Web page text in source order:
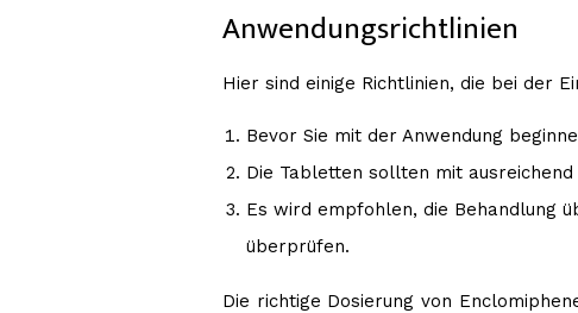
Anwendungsrichtlinien
Hier sind einige Richtlinien, die bei der
Bevor Sie mit der Anwendung
Die Tabletten sollten mit
Es wird empfohlen, die Behandlung
überprüfen.
Die richtige Dosierung von